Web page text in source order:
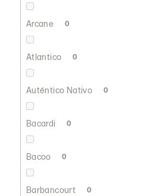
Arcane 0
Atlantico 0
Auténtico Nativo 0
Bacardi 0
Bacoo 0
Barbancourt 0